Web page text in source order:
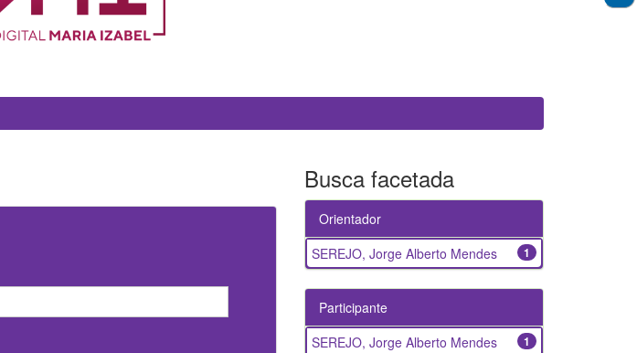
Busca facetada
Orientador
1
SEREJO, Jorge Alberto Mendes
Participante
1
SEREJO, Jorge Alberto Mendes